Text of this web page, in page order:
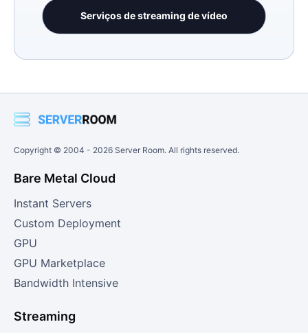
Serviços de streaming de vídeo
Copyright © 2004 - 2026 Server Room. All rights reserved.
Bare Metal Cloud
Instant Servers
Custom Deployment
GPU
GPU Marketplace
Bandwidth Intensive
Streaming